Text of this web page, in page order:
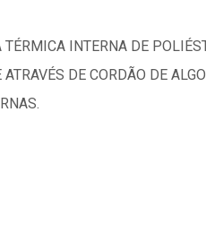
INTERNA DE
DE CORDÃO DE